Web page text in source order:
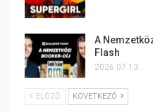
A
Flash
2026.07.13.
ELŐZŐ KÖVETKEZŐ